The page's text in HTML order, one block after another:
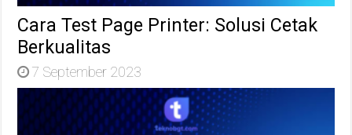
Cara Test Page Printer: Solusi Cetak
Berkualitas
7 September 2023